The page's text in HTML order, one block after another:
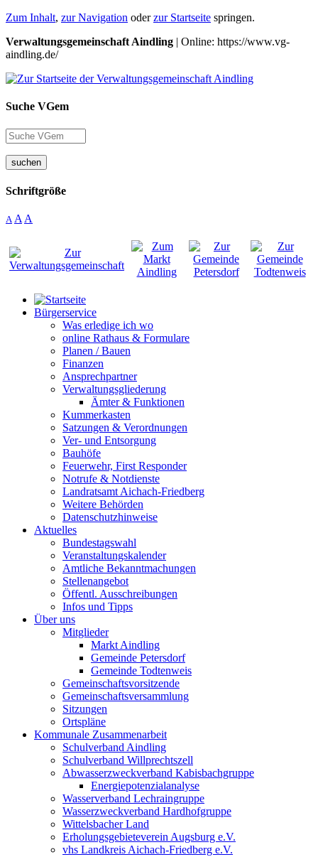
Zum Inhalt, zur Navigation oderzur Startseite springen.
Verwaltungsgemeinschaft Aindling | Online: https://www.vg-
aindling.de/
Suche VGem
suchen
Schriftgröße
A A A
Bürgerservice
Was erledige ich wo
online Rathaus & Formulare
Planen / Bauen
Finanzen
Ansprechpartner
Verwaltungsgliederung
Ämter & Funktionen
Kummerkasten
Satzungen & Verordnungen
Ver- und Entsorgung
Bauhöfe
Feuerwehr, First Responder
Notrufe & Notdienste
Landratsamt Aichach-Friedberg
Weitere Behörden
Datenschutzhinweise
Aktuelles
Bundestagswahl
Veranstaltungskalender
Amtliche Bekanntmachungen
Stellenangebot
Öffentl. Ausschreibungen
Infos und Tipps
Über uns
Mitglieder
Markt Aindling
Gemeinde Petersdorf
Gemeinde Todtenweis
Gemeinschaftsvorsitzende
Gemeinschaftsversammlung
Sitzungen
Ortspläne
Kommunale Zusammenarbeit
Schulverband Aindling
Schulverband Willprechtszell
Abwasserzweckverband Kabisbachgruppe
Energiepotenzialanalyse
Wasserverband Lechraingruppe
Wasserzweckverband Hardhofgruppe
Wittelsbacher Land
Erholungsgebieteverein Augsburg e.V.
vhs Landkreis Aichach-Friedberg e.V.